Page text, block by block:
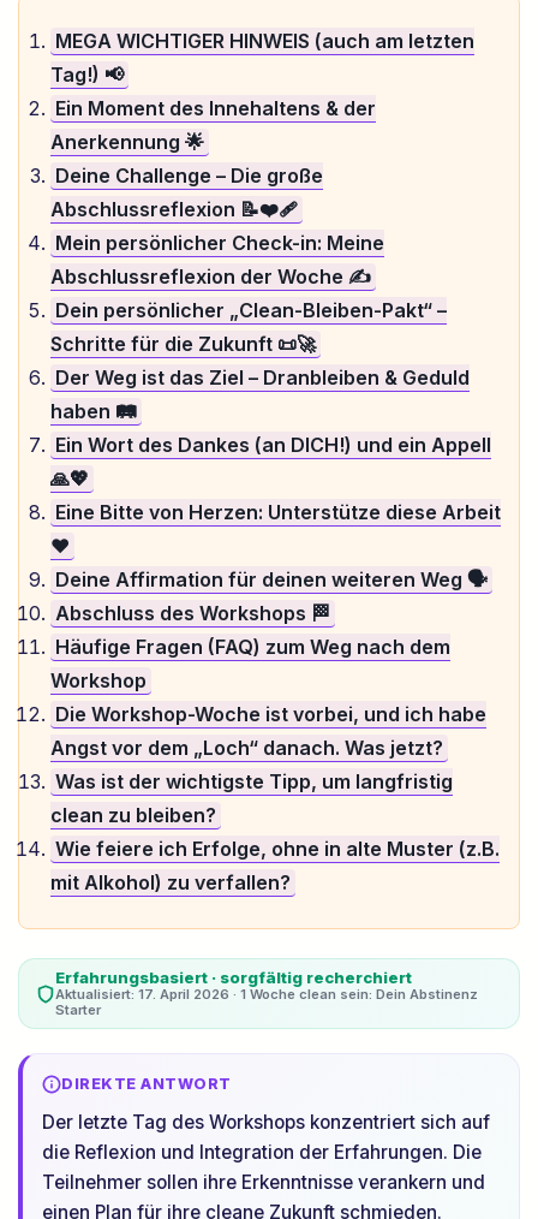
MEGA WICHTIGER HINWEIS (auch am letzten
Tag!) 📢
Ein Moment des Innehaltens & der
Anerkennung 🌟
Deine Challenge – Die große
Abschlussreflexion 📝❤️‍🩹
Mein persönlicher Check-in: Meine
Abschlussreflexion der Woche ✍️
Dein persönlicher „Clean-Bleiben-Pakt“ –
Schritte für die Zukunft 📜🚀
Der Weg ist das Ziel – Dranbleiben & Geduld
haben 🛤️
Ein Wort des Dankes (an DICH!) und ein Appell
🙏💖
Eine Bitte von Herzen: Unterstütze diese Arbeit
❤️
Deine Affirmation für deinen weiteren Weg 🗣️
Abschluss des Workshops 🏁
Häufige Fragen (FAQ) zum Weg nach dem
Workshop
Die Workshop-Woche ist vorbei, und ich habe
Angst vor dem „Loch“ danach. Was jetzt?
Was ist der wichtigste Tipp, um langfristig
clean zu bleiben?
Wie feiere ich Erfolge, ohne in alte Muster (z.B.
mit Alkohol) zu verfallen?
Erfahrungsbasiert · sorgfältig recherchiert
Aktualisiert: 17. April 2026 · 1 Woche clean sein: Dein Abstinenz
Starter
DIREKTE ANTWORT
Der letzte Tag des Workshops konzentriert sich auf
die Reflexion und Integration der Erfahrungen. Die
Teilnehmer sollen ihre Erkenntnisse verankern und
einen Plan für ihre cleane Zukunft schmieden.